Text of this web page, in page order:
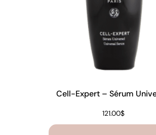
Cell-Expert – Sérum
121.00$